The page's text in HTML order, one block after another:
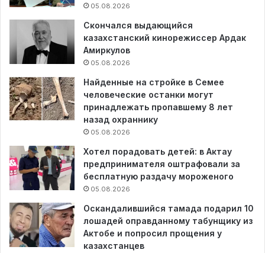
05.08.2026
Скончался выдающийся
казахстанский кинорежиссер Ардак
Амиркулов
05.08.2026
Найденные на стройке в Семее
человеческие останки могут
принадлежать пропавшему 8 лет
назад охраннику
05.08.2026
Хотел порадовать детей: в Актау
предпринимателя оштрафовали за
бесплатную раздачу мороженого
05.08.2026
Оскандалившийся тамада подарил 10
лошадей оправданному табунщику из
Актобе и попросил прощения у
казахстанцев